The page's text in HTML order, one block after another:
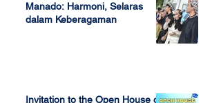
Manado: Harmoni, Selaras
dalam Keberagaman
Invitation to the Open House of